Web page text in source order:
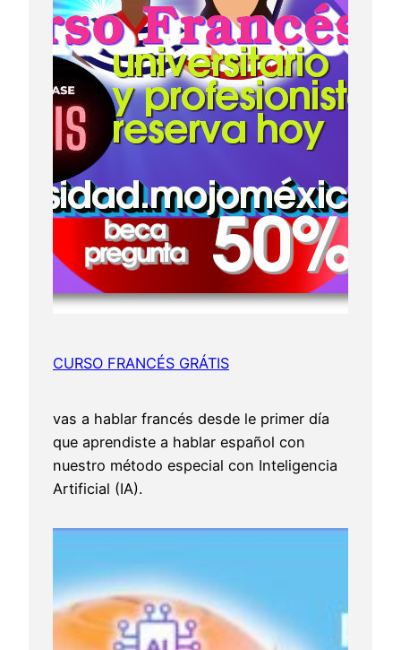
CURSO FRANCÉS GRÁTIS
vas a hablar francés desde le primer día
que aprendiste a hablar español con
nuestro método especial con Inteligencia
Artificial (IA).